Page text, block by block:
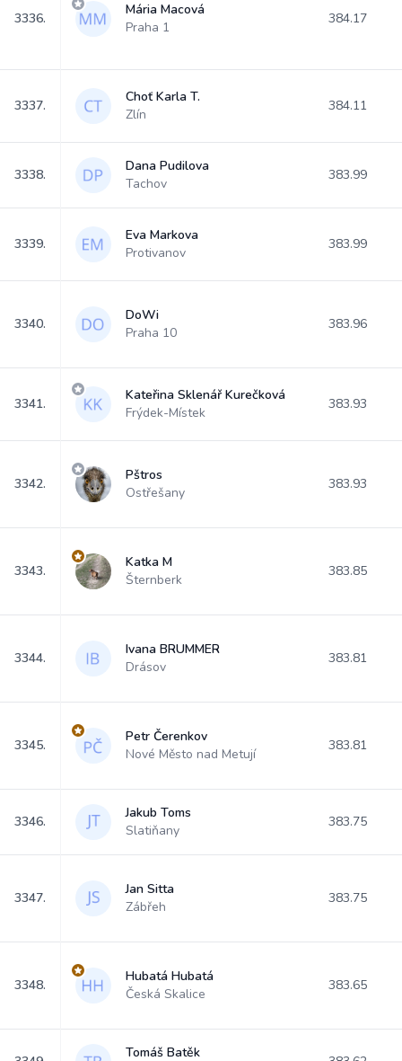
3336.
Mária Macová
Praha 1
384.17
3337.
Choť Karla T.
Zlín
384.11
3338.
Dana Pudilova
Tachov
383.99
3339.
Eva Markova
Protivanov
383.99
3340.
DoWi
Praha 10
383.96
3341.
Kateřina Sklenář Kurečková
Frýdek-Místek
383.93
3342.
Pštros
Ostřešany
383.93
3343.
Katka M
Šternberk
383.85
3344.
Ivana BRUMMER
Drásov
383.81
3345.
Petr Čerenkov
Nové Město nad Metují
383.81
3346.
Jakub Toms
Slatiňany
383.75
3347.
Jan Sitta
Zábřeh
383.75
3348.
Hubatá Hubatá
Česká Skalice
383.65
Tomáš Batěk